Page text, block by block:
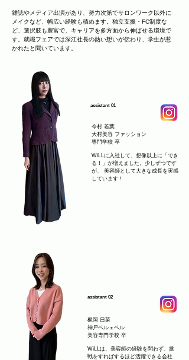
雑誌やメディア出演があり、努力次第でサロンワーク以外に
メイクなど、幅広い経験も積めます。独立支援・FC制度な
ど、選択肢も豊富で、キャリアを多方面から伸ばせる環境で
す。就職フェアでは深江社長の熱い想いが伝わり、学生が惹
かれたと聞いています。
assistant 01
今村 若葉
大村美容 ファッション
専門学校 卒
WiLLに入社して、想像以上に「でき
る！」が増えました。少しずつです
が、 美容師として大きな成長を実感
しています！
assistant 02
梶岡 日菜
神戸ベルェベル
美容専門学校 卒
WiLLは、美容師の経験を問わず、挑
戦をすればするほど活躍できる会社